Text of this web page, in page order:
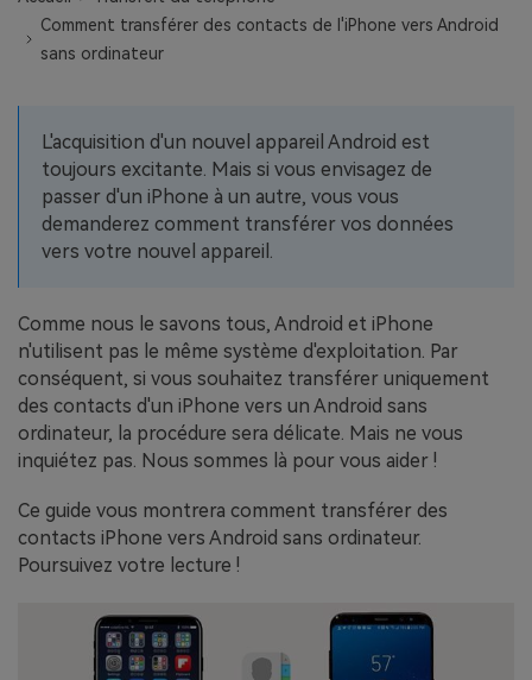
EXPLOREZ PLUS DE SUJETS
Plan Éducation
Comment transférer des contacts de l'iPhone vers Android
sans ordinateur
L'acquisition d'un nouvel appareil Android est
toujours excitante. Mais si vous envisagez de
passer d'un iPhone à un autre, vous vous
demanderez comment transférer vos données
vers votre nouvel appareil.
Comme nous le savons tous, Android et iPhone
n'utilisent pas le même système d'exploitation. Par
conséquent, si vous souhaitez transférer uniquement
des contacts d'un iPhone vers un Android sans
ordinateur, la procédure sera délicate. Mais ne vous
inquiétez pas. Nous sommes là pour vous aider !
Ce guide vous montrera comment transférer des
contacts iPhone vers Android sans ordinateur.
Poursuivez votre lecture !